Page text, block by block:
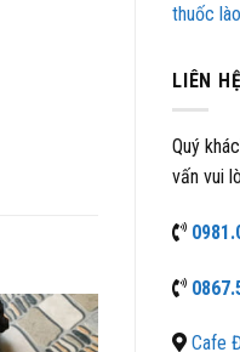
thuốc
LIÊN HỆ
Quý
vấn vui
Cafe